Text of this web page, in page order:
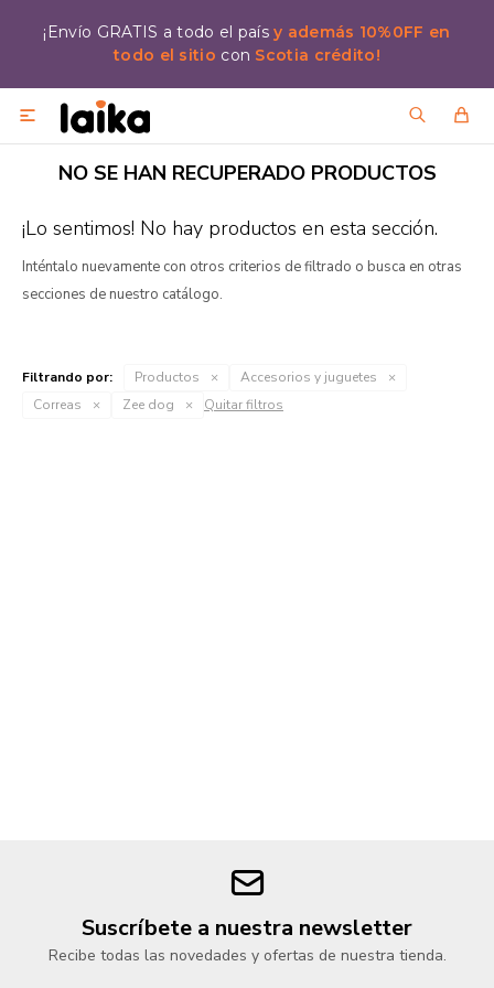
¡Envío GRATIS a todo el paísy además 10%0FF en
todo el sitio con Scotia crédito!

NO SE HAN RECUPERADO PRODUCTOS
¡Lo sentimos! No hay productos en esta sección.
Inténtalo nuevamente con otros criterios de filtrado o busca en otras
secciones de nuestro catálogo.
Filtrando por: Productos
Accesorios y juguetes
Correas
Zee dog Quitar filtros
Suscríbete a nuestra newsletter
Recibe todas las novedades y ofertas de nuestra tienda.